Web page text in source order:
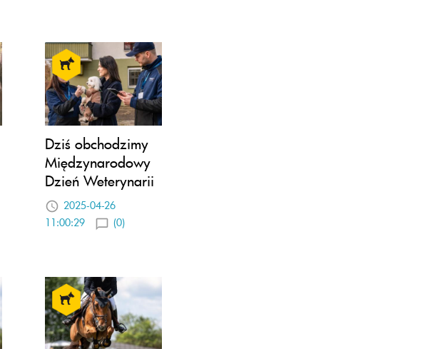
Dziś obchodzimy
Międzynarodowy
Dzień Weterynarii
2025-04-26
11:00:29
(0)